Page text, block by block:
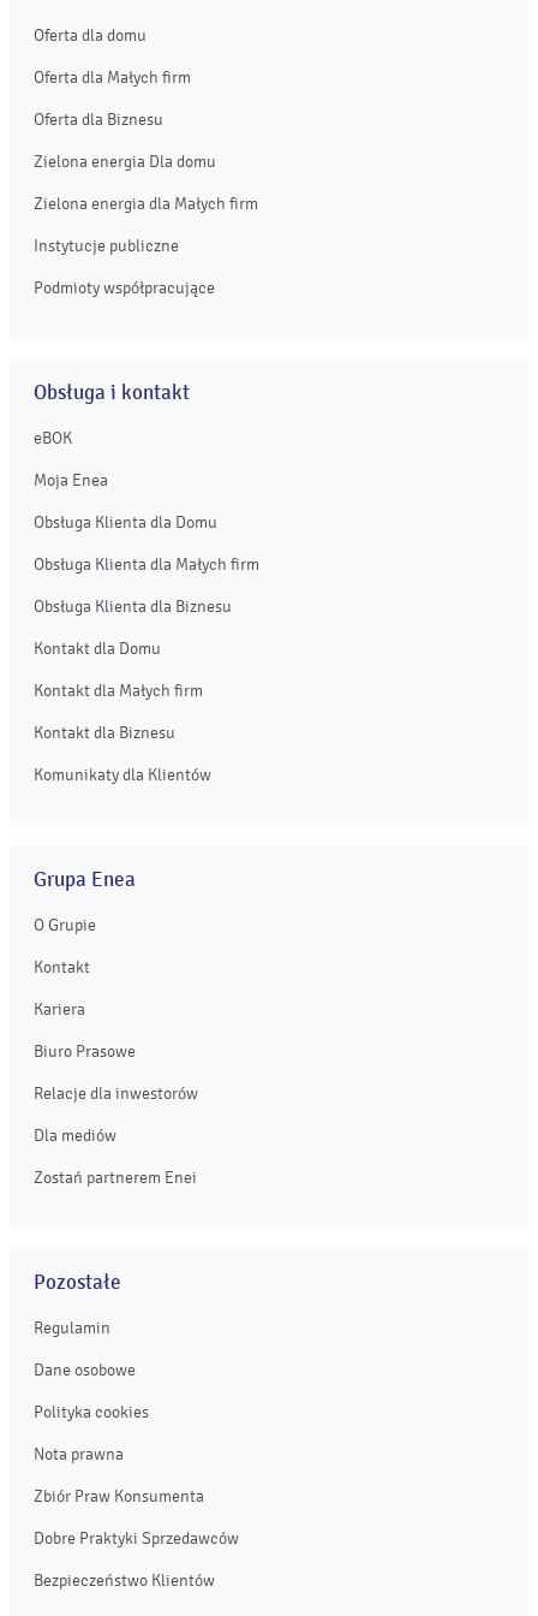
Oferta dla domu
Oferta dla Małych firm
Oferta dla Biznesu
Zielona energia Dla domu
Zielona energia dla Małych firm
Instytucje publiczne
Podmioty współpracujące
Obsługa i kontakt
eBOK
Moja Enea
Obsługa Klienta dla Domu
Obsługa Klienta dla Małych firm
Obsługa Klienta dla Biznesu
Kontakt dla Domu
Kontakt dla Małych firm
Kontakt dla Biznesu
Komunikaty dla Klientów
Grupa Enea
O Grupie
Kontakt
Kariera
Biuro Prasowe
Relacje dla inwestorów
Dla mediów
Zostań partnerem Enei
Pozostałe
Regulamin
Dane osobowe
Polityka cookies
Nota prawna
Zbiór Praw Konsumenta
Dobre Praktyki Sprzedawców
Bezpieczeństwo Klientów